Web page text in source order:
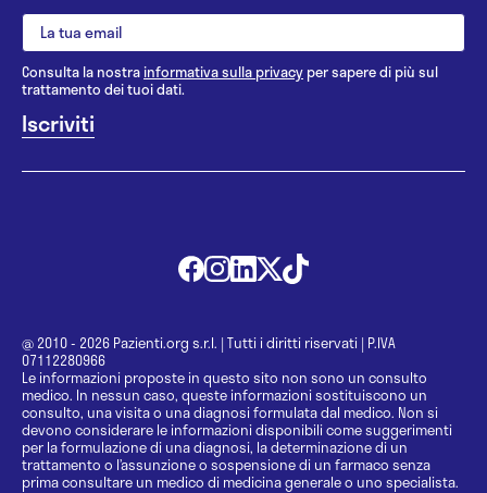
Consulta la nostrainformativa sulla privacy per sapere di più sul
trattamento dei tuoi dati.
@ 2010 - 2026 Pazienti.org s.r.l. | Tutti i diritti riservati | P.IVA
07112280966
Le informazioni proposte in questo sito non sono un consulto
medico. In nessun caso, queste informazioni sostituiscono un
consulto, una visita o una diagnosi formulata dal medico. Non si
devono considerare le informazioni disponibili come suggerimenti
per la formulazione di una diagnosi, la determinazione di un
trattamento o l’assunzione o sospensione di un farmaco senza
prima consultare un medico di medicina generale o uno specialista.